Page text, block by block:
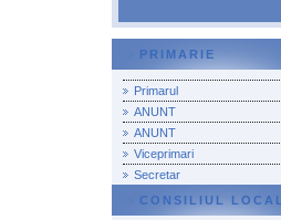
PRIMARIE
Primarul
ANUNT
ANUNT
Viceprimari
Secretar
CONSILIUL LOCAL